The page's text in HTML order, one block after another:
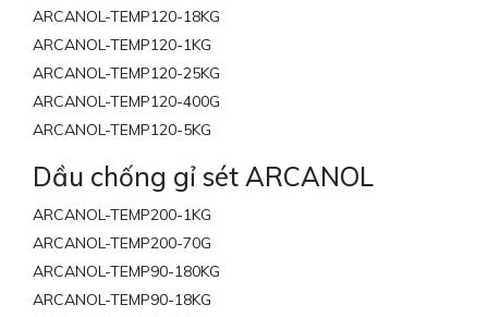
ARCANOL-TEMP120-18KG
ARCANOL-TEMP120-1KG
ARCANOL-TEMP120-25KG
ARCANOL-TEMP120-400G
ARCANOL-TEMP120-5KG
Dầu chống gỉ sét ARCANOL
ARCANOL-TEMP200-1KG
ARCANOL-TEMP200-70G
ARCANOL-TEMP90-180KG
ARCANOL-TEMP90-18KG